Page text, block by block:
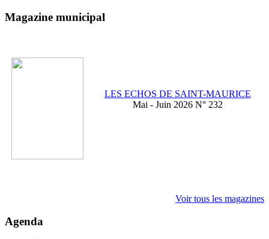
Magazine municipal
LES ECHOS DE SAINT-MAURICE
Mai - Juin 2026 N° 232
Voir tous les magazines
Agenda